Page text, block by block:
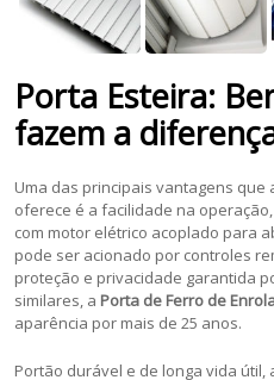
Porta Esteira:
fazem a
Uma das principais vantagens que
oferece é a facilidade na
com motor elétrico acoplado para
pode ser acionado por controles
proteção e privacidade garantida
similares, a Porta de Ferro de
aparência por mais de 25 anos.
Portão durável e de longa vida útil,